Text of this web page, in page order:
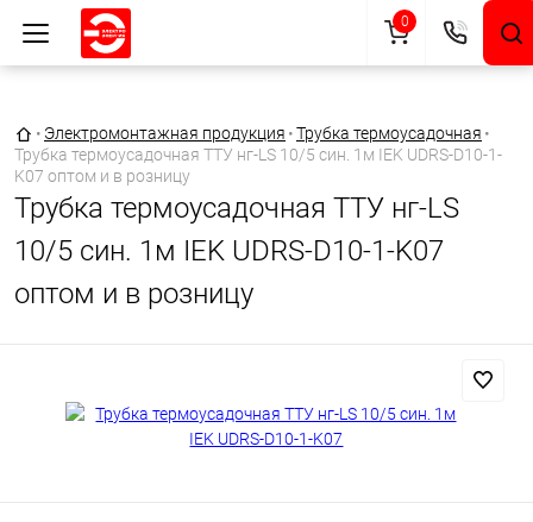
Главная страница
• Электромонтажная продукция •Трубка термоусадочная •
Трубка термоусадочная ТТУ нг-LS 10/5 син. 1м IEK UDRS-D10-1-
K07 оптом и в розницу
Трубка термоусадочная ТТУ нг-LS
10/5 син. 1м IEK UDRS-D10-1-K07
оптом и в розницу
0